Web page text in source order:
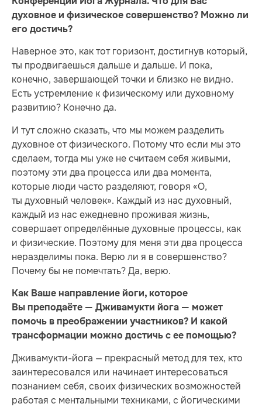
духовное и физическое совершенство? Можно ли
его достичь?
Наверное это, как тот горизонт, достигнув который,
ты продвигаешься дальше и дальше. И пока,
конечно, завершающей точки и близко не видно.
Есть устремление к физическому или духовному
развитию? Конечно да.
И тут сложно сказать, что мы можем разделить
духовное от физического. Потому что если мы это
сделаем, тогда мы уже не считаем себя живыми,
поэтому эти два процесса или два момента,
которые люди часто разделяют, говоря «О,
ты духовный человек». Каждый из нас духовный,
каждый из нас ежедневно проживая жизнь,
совершает определённые духовные процессы, как
и физические. Поэтому для меня эти два процесса
неразделимы пока. Верю ли я в совершенство?
Почему бы не помечтать? Да, верю.
Как Ваше направление йоги, которое
Вы преподаёте — Дживамукти йога — может
помочь в преображении участников? И какой
трансформации можно достичь с ее помощью?
Дживамукти-йога — прекрасный метод для тех, кто
заинтересовался или начинает интересоваться
познанием себя, своих физических возможностей
работая с ментальными техниками, с йогическими